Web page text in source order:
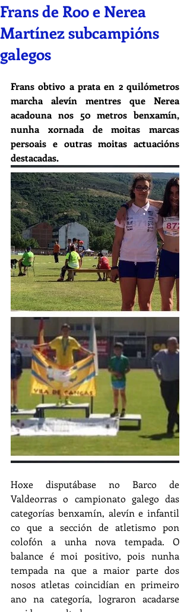
Frans de Roo e Nerea
Martínez subcampións
galegos
Frans obtivo a prata en 2 quilómetros
marcha alevín mentres que Nerea
acadouna nos 50 metros benxamín,
nunha xornada de moitas marcas
persoais e outras moitas actuacións
destacadas.
Hoxe disputábase no Barco de
Valdeorras o campionato galego das
categorías benxamín, alevín e infantil
co que a sección de atletismo pon
colofón a unha nova tempada. O
balance é moi positivo, pois nunha
tempada na que a maior parte dos
nosos atletas coincidían en primeiro
ano na categoría, lograron acadarse